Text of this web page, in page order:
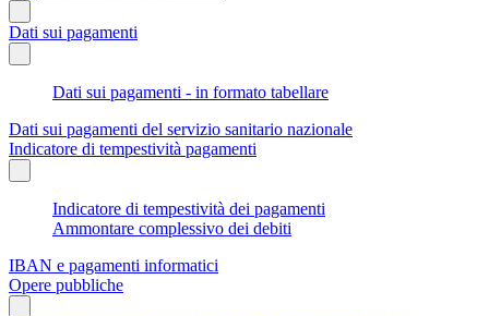
Dati sui pagamenti
Dati sui pagamenti - in formato tabellare
Dati sui pagamenti del servizio sanitario nazionale
Indicatore di tempestività pagamenti
Indicatore di tempestività dei pagamenti
Ammontare complessivo dei debiti
IBAN e pagamenti informatici
Opere pubbliche